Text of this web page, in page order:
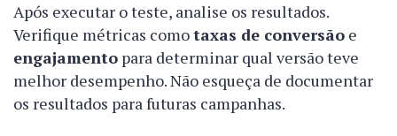
Após executar o teste, analise os resultados.
Verifique métricas comotaxas de conversão e
engajamento para determinar qual versão teve
melhor desempenho. Não esqueça de documentar
os resultados para futuras campanhas.